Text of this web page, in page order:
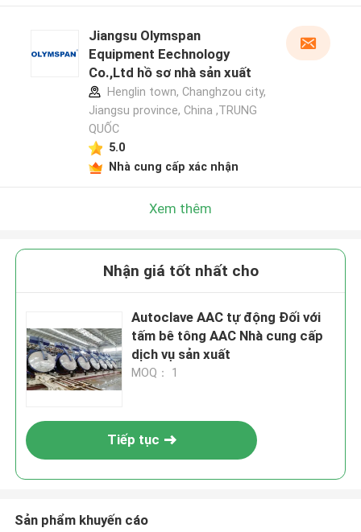
Jiangsu Olymspan
Equipment Eechnology
Co.,Ltd hồ sơ nhà sản xuất
Henglin town, Changhzou city,
Jiangsu province, China ,TRUNG
QUỐC
5.0
Nhà cung cấp xác nhận
Xem thêm
Nhận giá tốt nhất cho
Autoclave AAC tự động Đối với
tấm bê tông AAC Nhà cung cấp
dịch vụ sản xuất
MOQ： 1
Tiếp tục
Sản phẩm khuyến cáo